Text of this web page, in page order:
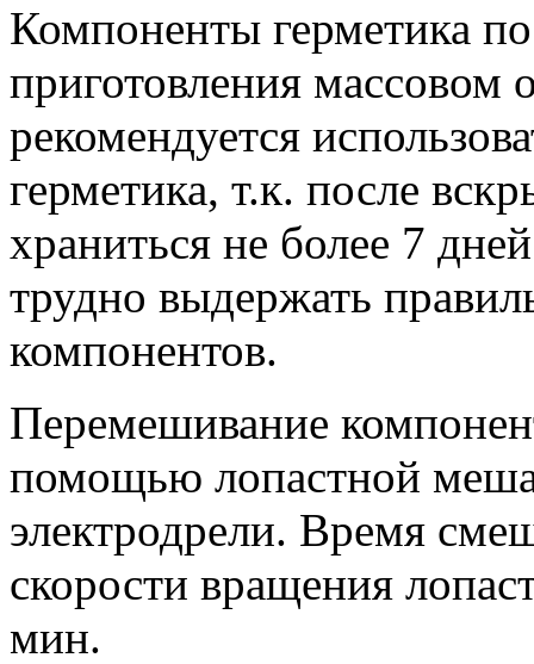
Компоненты герметика
приготовления массовом
рекомендуется
герметика, т.к. после
храниться не более 7
трудно выдержать
компонентов.
Перемешивание
помощью лопастной
электродрели. Время
скорости вращения
мин.